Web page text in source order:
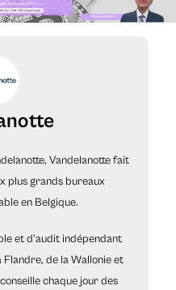
Vandelanotte fait
plus grands bureaux
en Belgique.
et d'audit indépendant
Flandre, de la Wallonie et
chaque jour des